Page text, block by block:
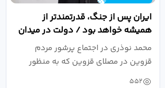
ایران پس از جنگ، قدرتمندتر از
همیشه خواهد بود / دولت در میدان
نبرد اقتصادی،...
محمد نوذری در اجتماع پرشور مردم
قزوین در مصلای قزوین که به منظور
خون‌خواهی...
552